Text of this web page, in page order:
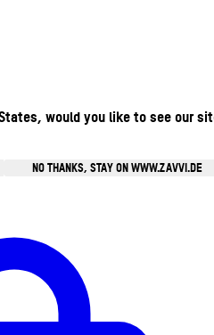
would you like to see our
NO THANKS, STAY ON WWW.ZAVVI.DE